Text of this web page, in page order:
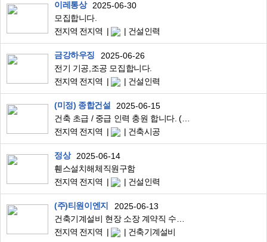
이레통상
2025-06-30
모집합니다.
전지역 전지역
건설인력
금강하우징
2025-06-26
전기 기공,조공 모집합니다.
전지역 전지역
건설인력
(미정) 종합건설
2025-06-15
건축 초급 / 중급 인력 충원 합니다. (비상근)
전지역 전지역
건축시공
정상
2025-06-14
휀스설치해체직원구함
전지역 전지역
건설인력
(주)티원이엔지
2025-06-13
건축기계설비 현장 소장 계약직 수시 모집
전지역 전지역
건축기계설비